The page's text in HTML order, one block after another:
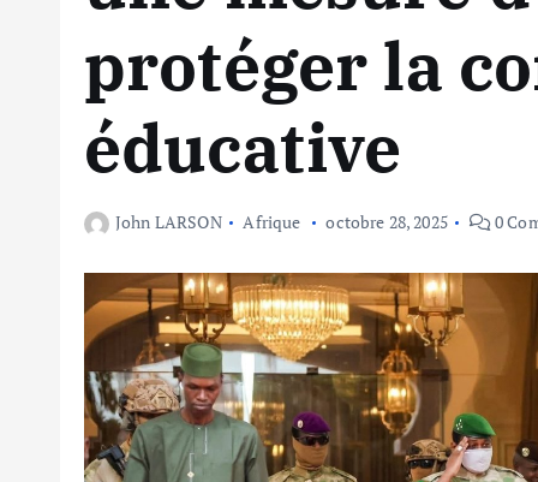
protéger la
éducative
John LARSON Afrique octobre 28, 2025 0